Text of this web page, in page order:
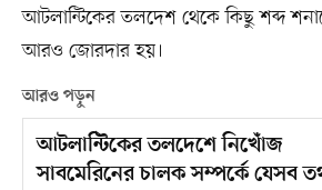
আটলান্টিকের তলদেশ থেকে কিছু শব্দ
আরও জোরদার হয়।
আরও পড়ুন
আটলান্টিকের তলদেশে নিখোঁজ
সাবমেরিনের চালক সম্পর্কে যেসব